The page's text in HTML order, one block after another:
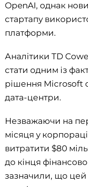
OpenAI, однак
стартапу
платформи.
Аналітики TD
стати одним із
рішення Microsoft
дата-центри.
Незважаючи на
місяця у
витратити $80
до кінця
зазначили, що